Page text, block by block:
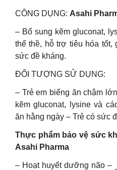
CÔNG DỤNG: Asahi
– Bổ sung kẽm gluconat,
thể thề, hỗ trợ tiêu hóa tốt,
sức đề kháng.
ĐỐI TƯỢNG SỬ DỤNG:
– Trẻ em biếng ăn chậm
kẽm gluconat, lysine và
ăn hằng ngày – Trẻ có sức
Thực phẩm bảo vệ sức
Asahi Pharma
– Hoạt huyết dưỡng não –